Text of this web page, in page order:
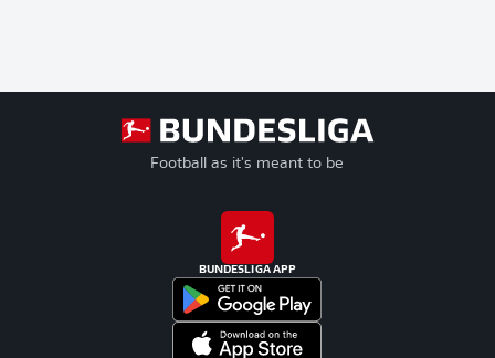
Football as it's meant to be
BUNDESLIGA APP